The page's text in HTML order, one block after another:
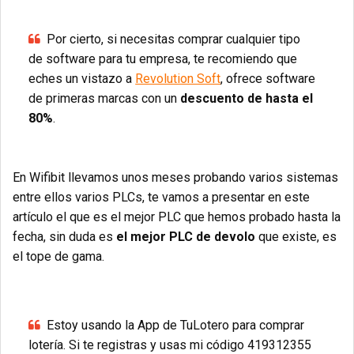
Por cierto, si necesitas comprar cualquier tipo
de software para tu empresa, te recomiendo que
eches un vistazo a Revolution Soft, ofrece software
de primeras marcas con un descuento de hasta el
80%.
En Wifibit llevamos unos meses probando varios sistemas
entre ellos varios PLCs, te vamos a presentar en este
artículo el que es el mejor PLC que hemos probado hasta la
fecha, sin duda es el mejor PLC de devolo que existe, es
el tope de gama.
Estoy usando la App de TuLotero para comprar
lotería. Si te registras y usas mi código 419312355